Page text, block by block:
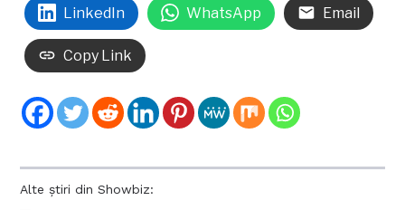
Alte știri din Showbiz:
LinkedIn WhatsApp Email
Copy Link